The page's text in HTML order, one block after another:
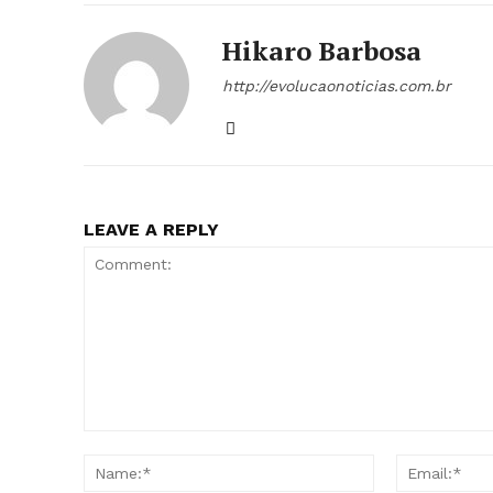
Hikaro Barbosa
http://evolucaonoticias.com.br
LEAVE A REPLY
Name:*